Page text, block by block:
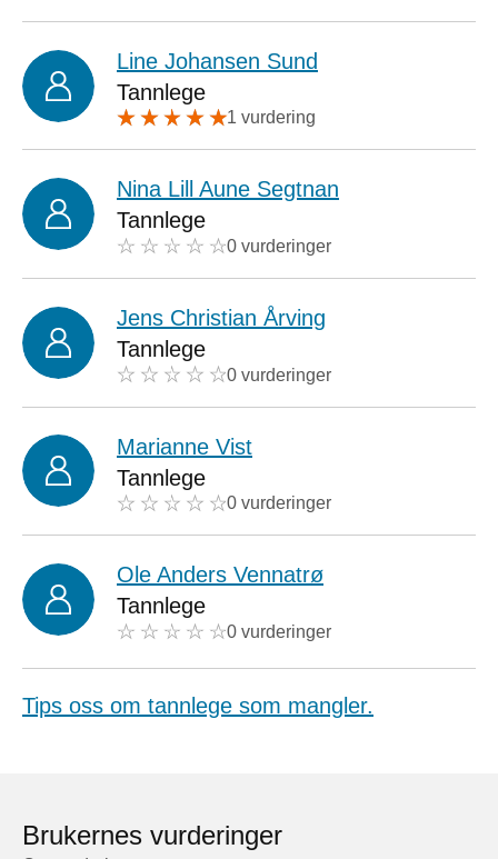
Line Johansen Sund
Tannlege
1 vurdering
Nina Lill Aune Segtnan
Tannlege
0 vurderinger
Jens Christian Årving
Tannlege
0 vurderinger
Marianne Vist
Tannlege
0 vurderinger
Ole Anders Vennatrø
Tannlege
0 vurderinger
Tips oss om tannlege som mangler.
Brukernes vurderinger